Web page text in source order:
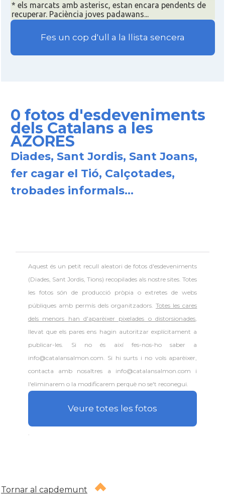
* els marcats amb asterisc, estan encara pendents de
recuperar. Paciència joves padawans...
Fes un cop d'ull a la llista sencera
0 fotos d'esdeveniments
dels Catalans a les
AZORES
Diades, Sant Jordis, Sant Joans,
fer cagar el Tió, Calçotades,
trobades informals...
Aquest és un petit recull aleatori defotos d'esdeveniments
(Diades, Sant Jordis, Tions) recopilades als nostre sites. Totes
les fotos són de producció pròpia o extretes de webs
públiques amb permís dels organitzadors.Totes les cares
dels menors han d'aparèixer pixelades o distorsionades,
llevat que els pares ens hagin autoritzar explícitament a
publicar-les. Si no és així fes-nos-ho saber a
info@catalansalmon.com. Si hi surts i no vols aparèixer,
contacta amb nosaltres a info@catalansalmon.com i
l'eliminarem o la modificarem perquè no se't reconegui.
Veure totes les fotos
Tornar al capdemunt